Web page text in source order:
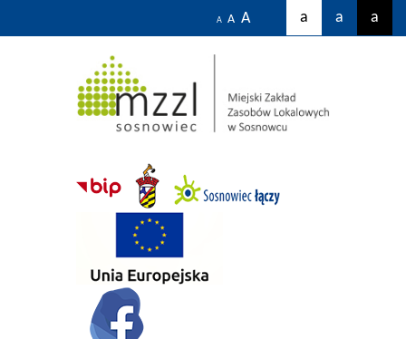
A A A a a a